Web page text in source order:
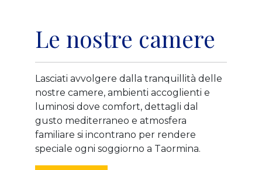
Le nostre camere
Lasciati avvolgere dalla tranquillità delle
nostre camere, ambienti accoglienti e
luminosi dove comfort, dettagli dal
gusto mediterraneo e atmosfera
familiare si incontrano per rendere
speciale ogni soggiorno a Taormina.